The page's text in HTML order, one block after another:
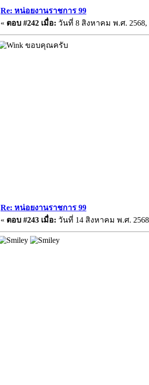
Re: หน่อยงานราชการ 99
« ตอบ #242 เมื่อ: วันที่ 8 สิงหาคม พ.ศ. 2568,
ขอบคุณครับ
Re: หน่อยงานราชการ 99
« ตอบ #243 เมื่อ: วันที่ 14 สิงหาคม พ.ศ.